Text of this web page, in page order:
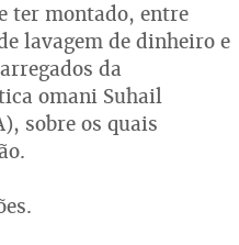
ter montado, entre
lavagem de dinheiro e
da
omani Suhail
sobre os quais